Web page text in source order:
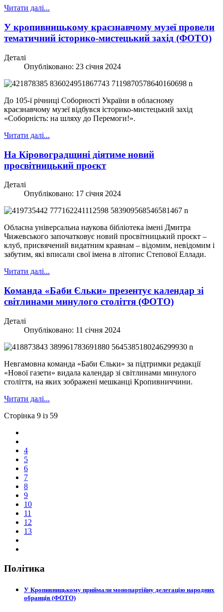
Читати далі...
У кропивницькому краєзнавчому музеї провели
тематичний історико-мистецький захід (ФОТО)
Деталі
Опубліковано: 23 січня 2024
До 105-ї річниці Соборності України в обласному
краєзнавчому музеї відбувся історико-мистецький захід
«Соборність: на шляху до Перемоги!».
Читати далі...
На Кіровоградщині діятиме новий
просвітницький проєкт
Деталі
Опубліковано: 17 січня 2024
Обласна універсальна наукова бібліотека імені Дмитра
Чижевського започатковує новий просвітницький проєкт –
клуб, присвячений видатним краянам – відомим, невідомим і
забутим, які вписали свої імена в літопис Степової Еллади.
Читати далі...
Команда «Баби Єльки» презентує календар зі
світлинами минулого століття (ФОТО)
Деталі
Опубліковано: 11 січня 2024
Невгамовна команда «Баби Єльки» за підтримки редакції
«Нової газети» видала календар зі світлинами минулого
століття, на яких зображені мешканці Кропивниччини.
Читати далі...
Сторінка 9 із 59
4
5
6
7
8
9
10
11
12
13
Політика
У Кропивницькому приймали монопартійну делегацію народних
обранців (ФОТО)